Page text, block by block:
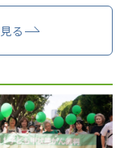
る